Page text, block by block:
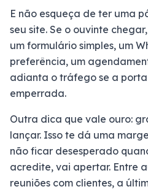
E não esqueça de ter uma
seu site. Se o ouvinte
um formulário simples, um
preferência, um
adianta o tráfego se a
emperrada.
Outra dica que vale ouro:
lançar. Isso te dá uma
não ficar desesperado
acredite, vai apertar. Entre
reuniões com clientes, a